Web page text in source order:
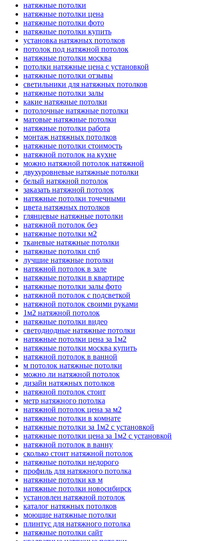
натяжные потолки
натяжные потолки цена
натяжные потолки фото
натяжные потолки купить
установка натяжных потолков
потолок под натяжной потолок
натяжные потолки москва
потолки натяжные цена с установкой
натяжные потолки отзывы
светильники для натяжных потолков
натяжные потолки залы
какие натяжные потолки
потолочные натяжные потолки
матовые натяжные потолки
натяжные потолки работа
монтаж натяжных потолков
натяжные потолки стоимость
натяжной потолок на кухне
можно натяжной потолок натяжной
двухуровневые натяжные потолки
белый натяжной потолок
заказать натяжной потолок
натяжные потолки точечными
цвета натяжных потолков
глянцевые натяжные потолки
натяжной потолок без
натяжные потолки м2
тканевые натяжные потолки
натяжные потолки спб
лучшие натяжные потолки
натяжной потолок в зале
натяжные потолки в квартире
натяжные потолки залы фото
натяжной потолок с подсветкой
натяжной потолок своими руками
1м2 натяжной потолок
натяжные потолки видео
светодиодные натяжные потолки
натяжные потолки цена за 1м2
натяжные потолки москва купить
натяжной потолок в ванной
м потолок натяжные потолки
можно ли натяжной потолок
дизайн натяжных потолков
натяжной потолок стоит
метр натяжного потолка
натяжной потолок цена за м2
натяжные потолки в комнате
натяжные потолки за 1м2 с установкой
натяжные потолки цена за 1м2 с установкой
натяжной потолок в ванну
сколько стоит натяжной потолок
натяжные потолки недорого
профиль для натяжного потолка
натяжные потолки кв м
натяжные потолки новосибирск
установлен натяжной потолок
каталог натяжных потолков
моющие натяжные потолки
плинтус для натяжного потолка
натяжные потолки сайт